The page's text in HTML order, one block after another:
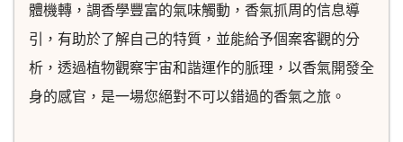
體機轉，調香學豐富的氣味觸動，香氣抓周的信息導
引，有助於了解自己的特質，並能給予個案客觀的分
析，透過植物觀察宇宙和諧運作的脈理，以香氣開發全
身的感官，是一場您絕對不可以錯過的香氣之旅。